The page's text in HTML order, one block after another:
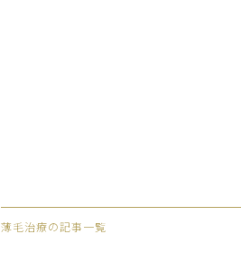
薄毛治療の記事一覧